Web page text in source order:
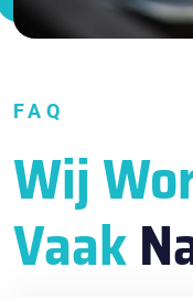
FAQ
Wij
Vaak